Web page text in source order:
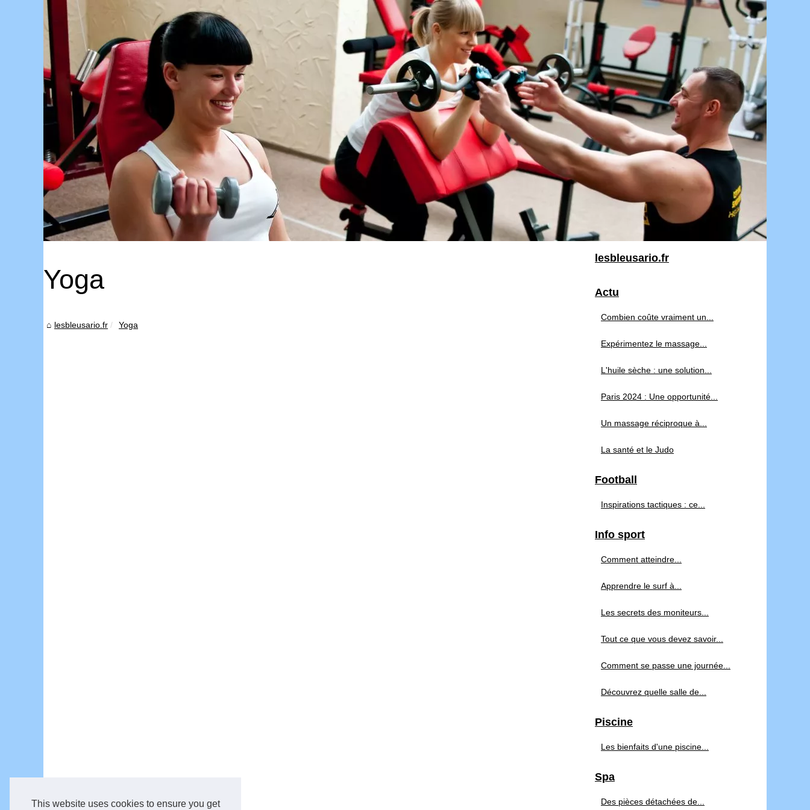
This website uses cookies to ensure you get
Yoga
lesbleusario.fr Yoga
lesbleusario.fr
Actu
Combien coûte vraiment un...
Expérimentez le massage...
L'huile sèche : une solution...
Paris 2024 : Une opportunité...
Un massage réciproque à...
La santé et le Judo
Football
Inspirations tactiques : ce...
Info sport
Comment atteindre...
Apprendre le surf à...
Les secrets des moniteurs...
Tout ce que vous devez savoir...
Comment se passe une journée...
Découvrez quelle salle de...
Piscine
Les bienfaits d'une piscine...
Spa
Des pièces détachées de...